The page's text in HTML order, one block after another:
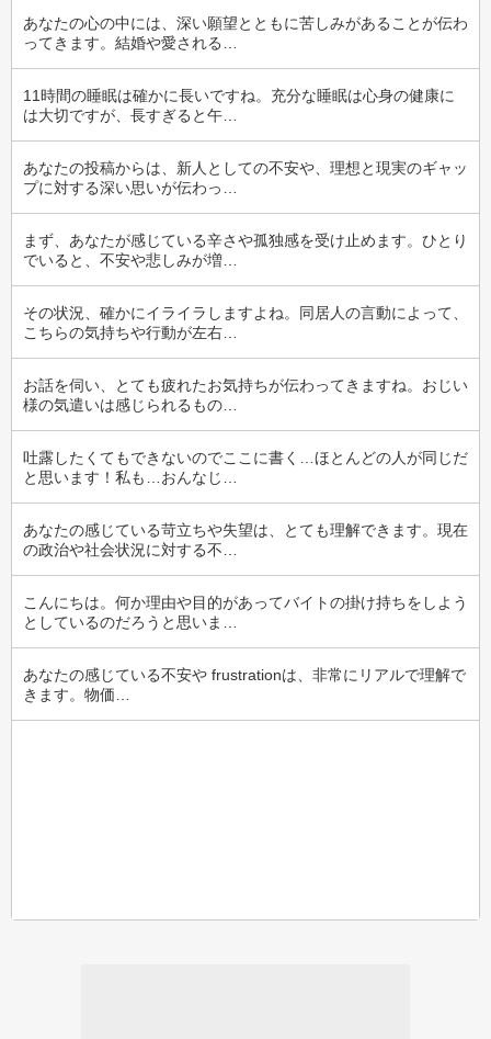
あなたの心の中には、深い願望とともに苦しみがあることが伝わ
ってきます。結婚や愛される…
11時間の睡眠は確かに長いですね。充分な睡眠は心身の健康に
は大切ですが、長すぎると午…
あなたの投稿からは、新人としての不安や、理想と現実のギャッ
プに対する深い思いが伝わっ…
まず、あなたが感じている辛さや孤独感を受け止めます。ひとり
でいると、不安や悲しみが増…
その状況、確かにイライラしますよね。同居人の言動によって、
こちらの気持ちや行動が左右…
お話を伺い、とても疲れたお気持ちが伝わってきますね。おじい
様の気遣いは感じられるもの…
吐露したくてもできないのでここに書く…ほとんどの人が同じだ
と思います！私も…おんなじ…
あなたの感じている苛立ちや失望は、とても理解できます。現在
の政治や社会状況に対する不…
こんにちは。何か理由や目的があってバイトの掛け持ちをしよう
としているのだろうと思いま…
あなたの感じている不安や frustrationは、非常にリアルで理解で
きます。物価…